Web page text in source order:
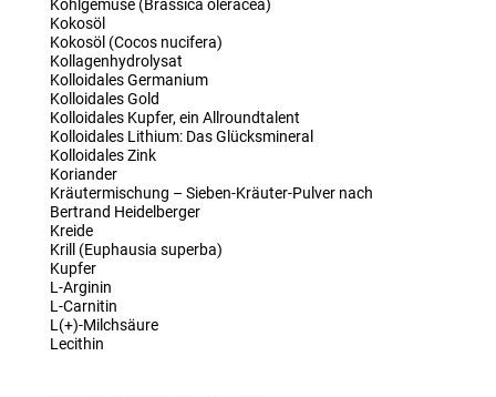
Kohlgemüse (Brassica oleracea)
Kokosöl
Kokosöl (Cocos nucifera)
Kollagenhydrolysat
Kolloidales Germanium
Kolloidales Gold
Kolloidales Kupfer, ein Allroundtalent
Kolloidales Lithium: Das Glücksmineral
Kolloidales Zink
Koriander
Kräutermischung – Sieben-Kräuter-Pulver nach
Bertrand Heidelberger
Kreide
Krill (Euphausia superba)
Kupfer
L-Arginin
L-Carnitin
L(+)-Milchsäure
Lecithin